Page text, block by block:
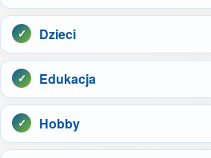
Dzieci
Edukacja
Hobby